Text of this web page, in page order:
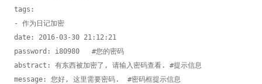
tags:
- 作为日记加密
date: 2016-03-30 21:12:21
password: i80980   #您的密码
abstract: 有东西被加密了, 请输入密码查看. #提示信息
message: 您好, 这里需要密码.  #密码框提示信息